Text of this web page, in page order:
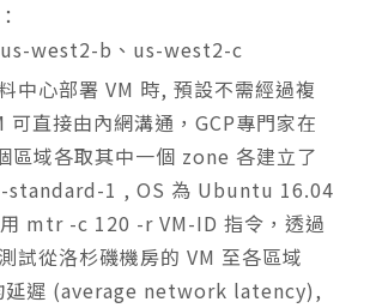
west2-b、us-west2-c
中心部署 VM 時, 預設不需經過複
可直接由內網溝通，GCP專門家在
區域各取其中一個 zone 各建立了
standard-1 , OS 為 Ubuntu 16.04
mtr -c 120 -r VM-ID 指令，透過
試從洛杉磯機房的 VM 至各區域
延遲 (average network latency),